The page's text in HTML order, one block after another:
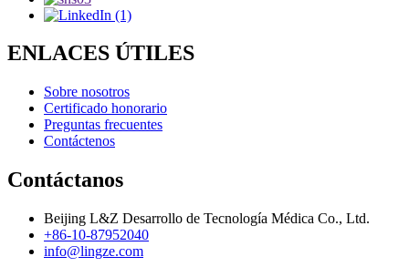
ENLACES ÚTILES
Sobre nosotros
Certificado honorario
Preguntas frecuentes
Contáctenos
Contáctanos
Beijing L&Z Desarrollo de Tecnología Médica Co., Ltd.
+86-10-87952040
info@lingze.com